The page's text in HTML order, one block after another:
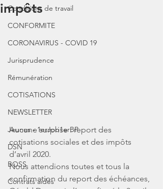
Conditions de travail
CONFORMITE
CORONAVIRUS - COVID 19
Jurisprudence
Rémunération
COTISATIONS
NEWSLETTER
Jeunes - 1erJob1erBP
DSN
BOSS
Contrats aidés
impôts
Aucune surprise : report des
cotisations sociales et des impôts
d’avril 2020.
Nous attendions toutes et tous la
confirmation du report des échéances,